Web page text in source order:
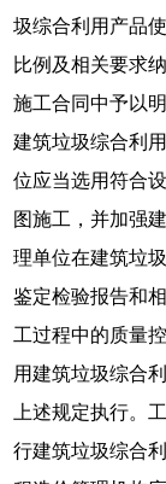
圾综合利用产品
比例及相关要求
施工合同中予以
建筑垃圾综合利
位应当选用符合
图施工，并加强
理单位在建筑垃
鉴定检验报告和
工过程中的质量
用建筑垃圾综合
上述规定执行。
行建筑垃圾综合